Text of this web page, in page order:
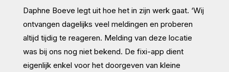
Daphne Boeve legt uit hoe het in zijn werk gaat. ‘Wij
ontvangen dagelijks veel meldingen en proberen
altijd tijdig te reageren. Melding van deze locatie
was bij ons nog niet bekend. De fixi-app dient
eigenlijk enkel voor het doorgeven van kleine